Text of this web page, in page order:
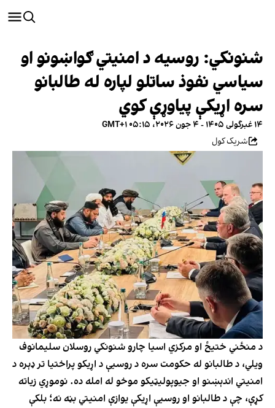
شنونکي: روسیه د امنیتي ګواښونو او
سیاسي نفوذ ساتلو لپاره له طالبانو
سره اړیکې پیاوړې کوي
۱۴ غبرگولی ۱۴۰۵ - ۴ جون ۲۰۲۶، ۰۵:۱۵ GMT+۱
شریک کول
د منځني ختیځ او مرکزي اسیا چارو شنونکي روسلان سلیمانوف
ویلي، د طالبانو له حکومت سره د روسیې د اړیکو پراختیا تر ډېره د
امنیتي اندېښنو او جیوپولیټیکو موخو له امله ده. نوموړي زیاته
کړې، چې د طالبانو او روسیې اړیکې یوازې امنیتي بڼه نه‌؛ بلکې